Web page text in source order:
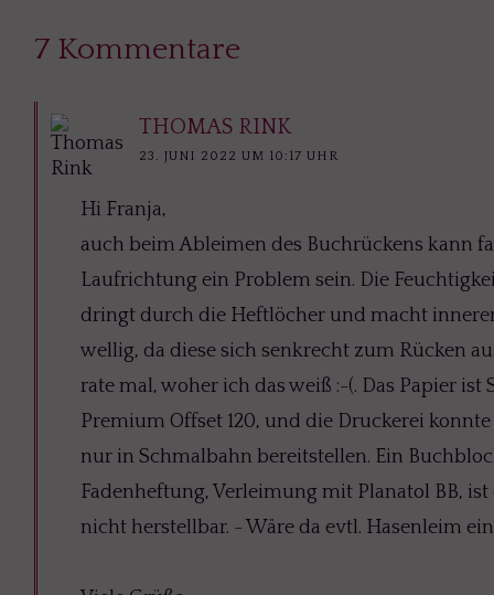
7 Kommentare
THOMAS RINK
23. JUNI 2022 UM 10:17 UHR
Hi Franja,
auch beim Ableimen des Buchrückens kann
Laufrichtung ein Problem sein. Die
dringt durch die Heftlöcher und macht
wellig, da diese sich senkrecht zum Rücken
rate mal, woher ich das weiß :-(. Das Papier ist
Premium Offset 120, und die Druckerei konnte
nur in Schmalbahn bereitstellen. Ein
Fadenheftung, Verleimung mit Planatol BB,
nicht herstellbar. - Wäre da evtl. Hasenleim